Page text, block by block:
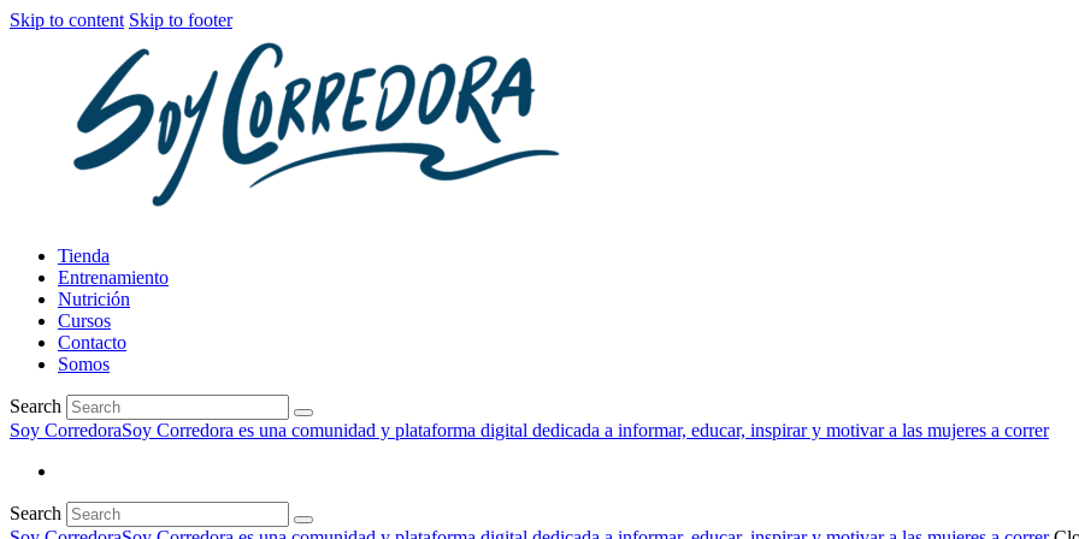
Skip to content Skip to footer
Tienda
Entrenamiento
Nutrición
Cursos
Contacto
Somos
Search
Soy CorredoraSoy Corredora es una comunidad y plataforma digital dedicada a informar, educar, inspirar y motivar a las mujeres a correr
Search